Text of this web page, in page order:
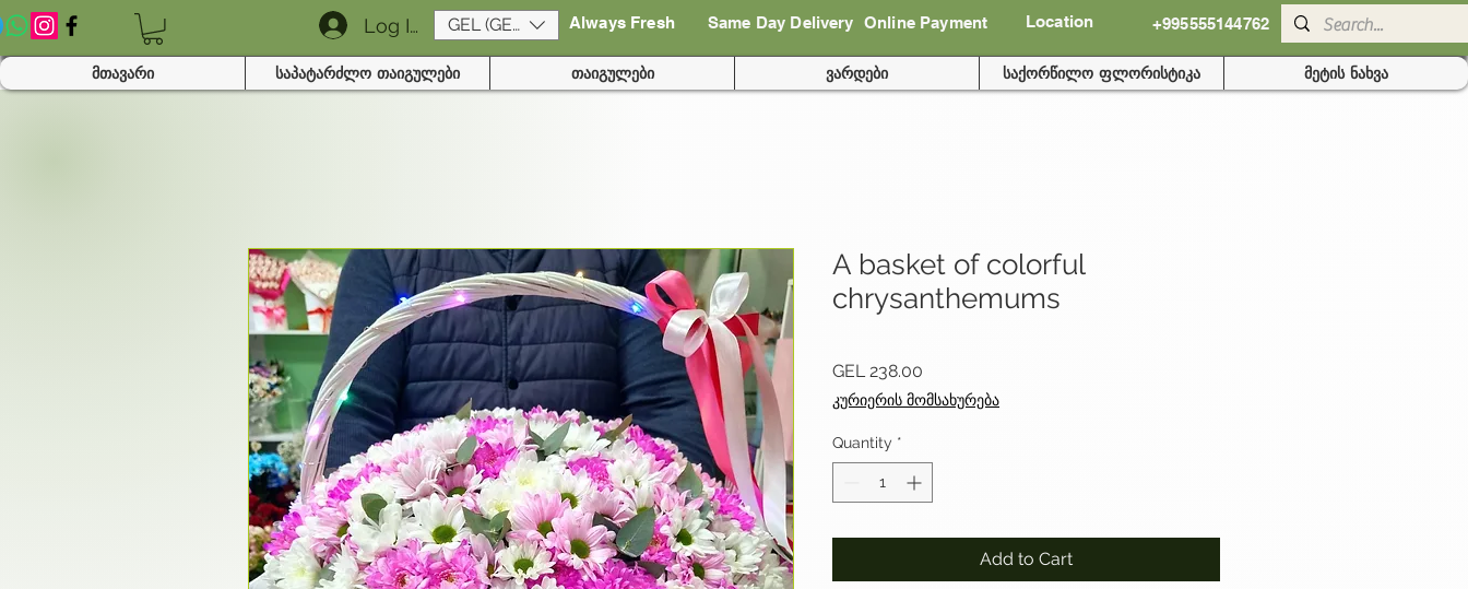
Log In GEL (GEL) Always Fresh Same Day Delivery Online Payment Location +995555144762
მთავარი საპატარძლო თაიგულები თაიგულები ვარდები საქორწილო ფლორისტიკა მეტის ნახვა
A basket of colorful
chrysanthemums
GEL 238.00
კურიერის მომსახურება
Quantity *
Add to Cart